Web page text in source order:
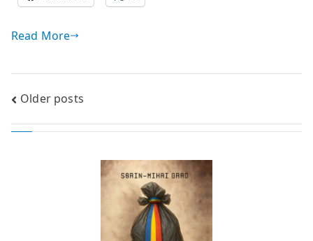
Read More
Posts
navigation
Older posts